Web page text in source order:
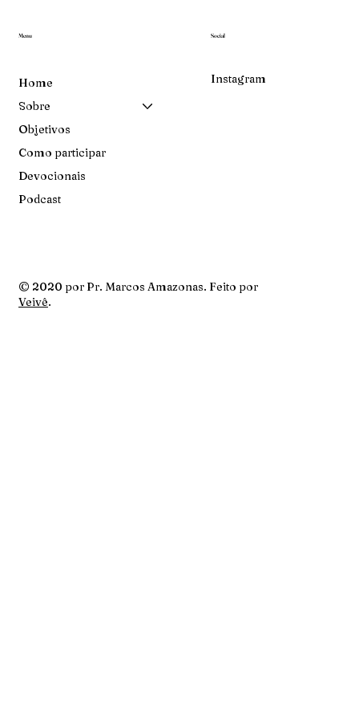
Menu
Home
Sobre
Objetivos
Como participar
Devocionais
Podcast
Social
Instagram
© 2020 por Pr. Marcos Amazonas. Feito por
Veivê.